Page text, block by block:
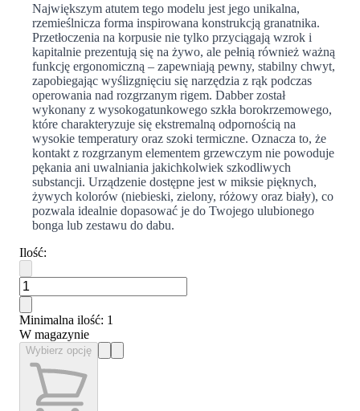
Największym atutem tego modelu jest jego unikalna,
rzemieślnicza forma inspirowana konstrukcją granatnika.
Przetłoczenia na korpusie nie tylko przyciągają wzrok i
kapitalnie prezentują się na żywo, ale pełnią również ważną
funkcję ergonomiczną – zapewniają pewny, stabilny chwyt,
zapobiegając wyślizgnięciu się narzędzia z rąk podczas
operowania nad rozgrzanym rigem. Dabber został
wykonany z wysokogatunkowego szkła borokrzemowego,
które charakteryzuje się ekstremalną odpornością na
wysokie temperatury oraz szoki termiczne. Oznacza to, że
kontakt z rozgrzanym elementem grzewczym nie powoduje
pękania ani uwalniania jakichkolwiek szkodliwych
substancji. Urządzenie dostępne jest w miksie pięknych,
żywych kolorów (niebieski, zielony, różowy oraz biały), co
pozwala idealnie dopasować je do Twojego ulubionego
bonga lub zestawu do dabu.
Ilość:
Minimalna ilość: 1
W magazynie
Wybierz opcję